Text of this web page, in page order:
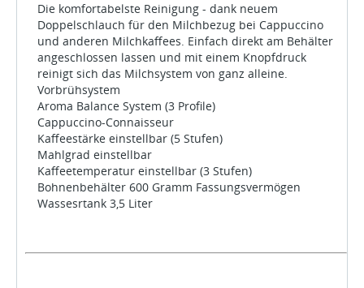
Die komfortabelste Reinigung - dank neuem
Doppelschlauch für den Milchbezug bei Cappuccino
und anderen Milchkaffees. Einfach direkt am Behälter
angeschlossen lassen und mit einem Knopfdruck
reinigt sich das Milchsystem von ganz alleine.
Vorbrühsystem
Aroma Balance System (3 Profile)
Cappuccino-Connaisseur
Kaffeestärke einstellbar (5 Stufen)
Mahlgrad einstellbar
Kaffeetemperatur einstellbar (3 Stufen)
Bohnenbehälter 600 Gramm Fassungsvermögen
Wassesrtank 3,5 Liter